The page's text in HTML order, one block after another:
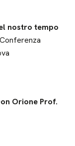
nostro tempo
Orione Prof.